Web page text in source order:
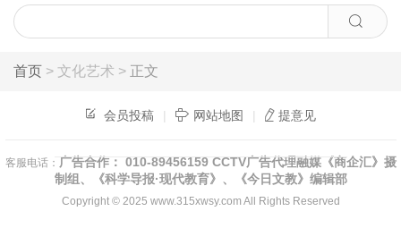
首页 > 文化艺术 > 正文
会员投稿 | 网站地图 | 提意见
客服电话： 广告合作： 010-89456159 CCTV广告代理融媒《商企汇》摄
制组、《科学导报·现代教育》、《今日文教》编辑部
Copyright © 2025 www.315xwsy.com All Rights Reserved